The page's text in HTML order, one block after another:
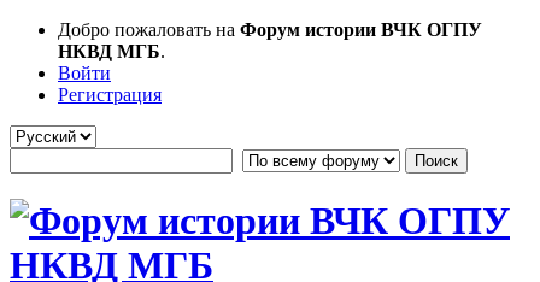
Добро пожаловать на Форум истории ВЧК ОГПУ
НКВД МГБ.
Войти
Регистрация